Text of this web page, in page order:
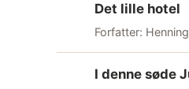
Det lille hotel
Forfatter:
I denne søde